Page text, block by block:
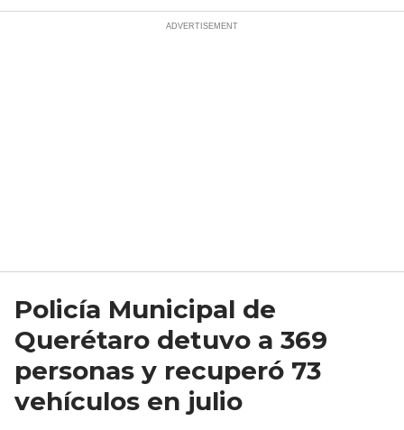
Policía Municipal de
Querétaro detuvo a 369
personas y recuperó 73
vehículos en julio